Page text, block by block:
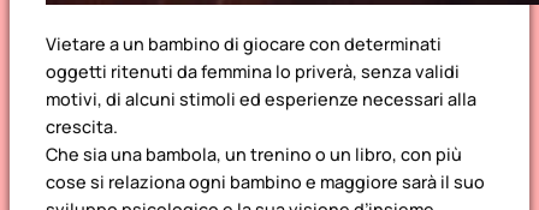
Vietare a un bambino di giocare con determinati
oggetti ritenuti da femmina lo priverà, senza validi
motivi, di alcuni stimoli ed esperienze necessari alla
crescita.
Che sia una bambola, un trenino o un libro, con più
cose si relaziona ogni bambino e maggiore sarà il suo